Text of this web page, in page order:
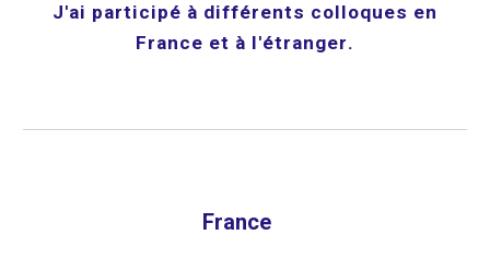
J'ai participé à différents colloques en
France et à l'étranger.
France